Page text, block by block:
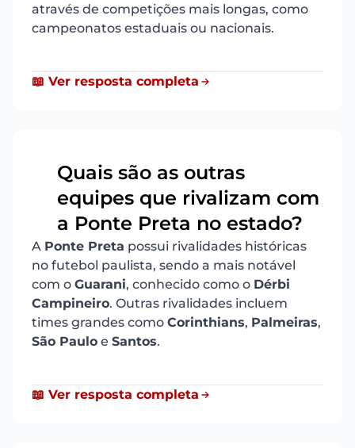
através de competições mais longas, como
campeonatos estaduais ou nacionais.
📖 Ver resposta completa
Quais são as outras
equipes que rivalizam com
a Ponte Preta no estado?
A Ponte Preta possui rivalidades históricas
no futebol paulista, sendo a mais notável
com o Guarani, conhecido como o Dérbi
Campineiro. Outras rivalidades incluem
times grandes como Corinthians, Palmeiras,
São Paulo e Santos.
📖 Ver resposta completa